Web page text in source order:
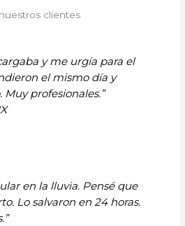
clientes
y me urgía para el
el mismo día y
profesionales.”
en la lluvia. Pensé que
Lo salvaron en 24 horas.